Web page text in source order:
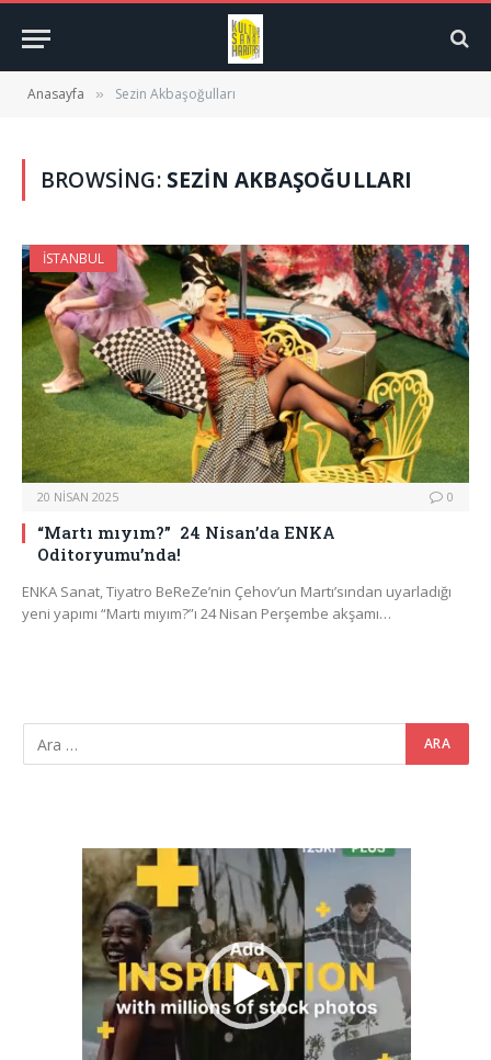
Anasayfa » Sezin Akbaşoğulları
BROWSING: SEZIN AKBAŞOĞULLARI
İSTANBUL
20 NISAN 2025 0
“Martı mıyım?” 24 Nisan’da ENKA
Oditoryumu’nda!
ENKA Sanat, Tiyatro BeReZe’nin Çehov’un Martı’sından uyarladığı
yeni yapımı “Martı mıyım?”ı 24 Nisan Perşembe akşamı…
Video
oynatıcı